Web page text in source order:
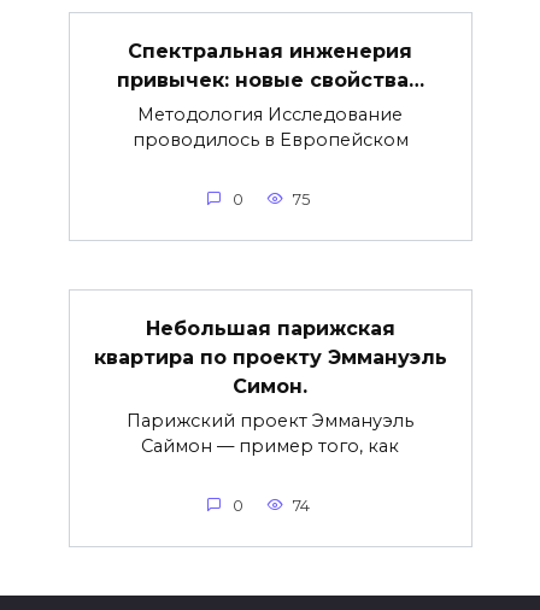
Спектральная инженерия
привычек: новые свойства…
Методология Исследование
проводилось в Европейском
0 75
Небольшая парижская
квартира по проекту Эммануэль
Симон.
Парижский проект Эммануэль
Саймон — пример того, как
0 74